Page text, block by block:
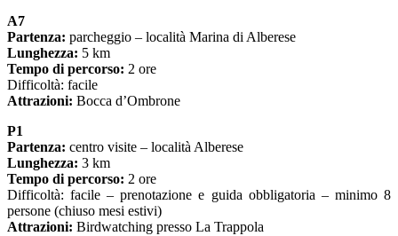
A7
Partenza: parcheggio – località Marina di Alberese
Lunghezza: 5 km
Tempo di percorso: 2 ore
Difficoltà: facile
Attrazioni: Bocca d’Ombrone
P1
Partenza: centro visite – località Alberese
Lunghezza: 3 km
Tempo di percorso: 2 ore
Difficoltà: facile – prenotazione e guida obbligatoria – minimo 8
persone (chiuso mesi estivi)
Attrazioni: Birdwatching presso La Trappola